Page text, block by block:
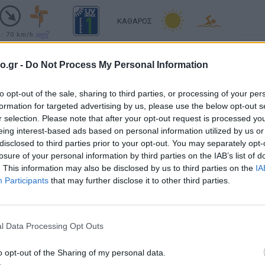
- Do Not Process My Personal Information
opt-out of the sale, sharing to third parties, or processing of your
for targeted advertising by us, please use the below opt-out
selection. Please note that after your opt-out request is processed
interest-based ads based on personal information utilized by us
to third parties prior to your opt-out. You may separately
of your personal information by third parties on the IAB’s list of
This information may also be disclosed by us to third parties on the
Participants that may further disclose it to other third parties.
Data Processing Opt Outs
opt-out of the Sharing of my personal data.
70 km/h
ΚΑΘΑΡΟΣ
ΚΑΘΑΡΟΣ
Ανατολή: 06:29 - Δύση 20:16
70km/h
ΚΑΘΑΡΟΣ
ΚΑΘΑΡΟΣ
2026